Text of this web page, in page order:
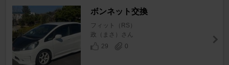
ボンネット交換
フィット（RS）
政（まさ）さん
29
0